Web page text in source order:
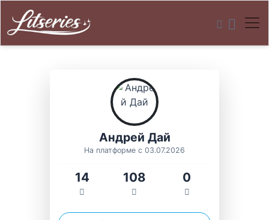
Андрей Дай
На платформе с 03.07.2026
14 108 0